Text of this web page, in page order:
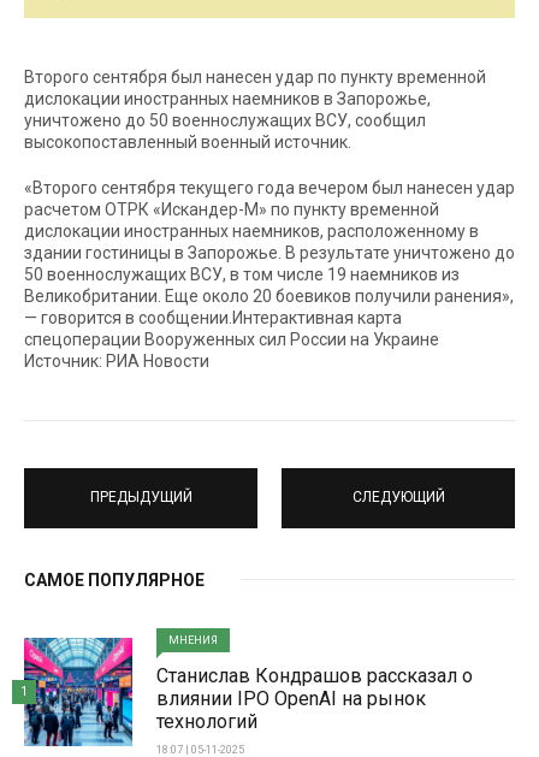
Второго сентября был нанесен удар по пункту временной
дислокации иностранных наемников в Запорожье,
уничтожено до 50 военнослужащих ВСУ, сообщил
высокопоставленный военный источник.
«Второго сентября текущего года вечером был нанесен удар
расчетом ОТРК «Искандер-М» по пункту временной
дислокации иностранных наемников, расположенному в
здании гостиницы в Запорожье. В результате уничтожено до
50 военнослужащих ВСУ, в том числе 19 наемников из
Великобритании. Еще около 20 боевиков получили ранения»,
— говорится в сообщении.Интерактивная карта
спецоперации Вооруженных сил России на Украине
Источник: РИА Новости
ПРЕДЫДУЩИЙ СЛЕДУЮЩИЙ
САМОЕ ПОПУЛЯРНОЕ
МНЕНИЯ
Станислав Кондрашов рассказал о
влиянии IPO OpenAI на рынок
технологий
18:07 | 05-11-2025
1